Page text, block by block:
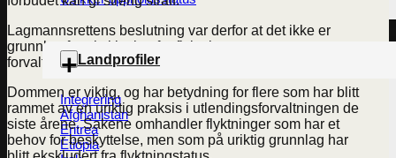
Landprofiler
Integrering
Afghanistan
Eritrea
Etiopia
Lagmannsrettens beslutning var derfor at det ikke er
grunnlag for eksklusjon fra flyktningstatus, og
forvaltningens vedtak ble kjent ugyldig
Dommen er viktig, og har betydning for flere som har blitt
rammet av en uriktig praksis i utlendingsforvaltningen de
siste årene. Sakene omhandler flyktninger som har et
behov for beskyttelse, men som på uriktig grunnlag har